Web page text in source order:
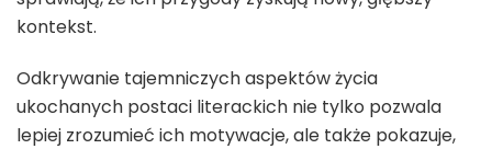
kontekst.
Odkrywanie tajemniczych aspektów życia
ukochanych postaci literackich nie tylko pozwala
lepiej zrozumieć ich motywacje, ale także pokazuje,